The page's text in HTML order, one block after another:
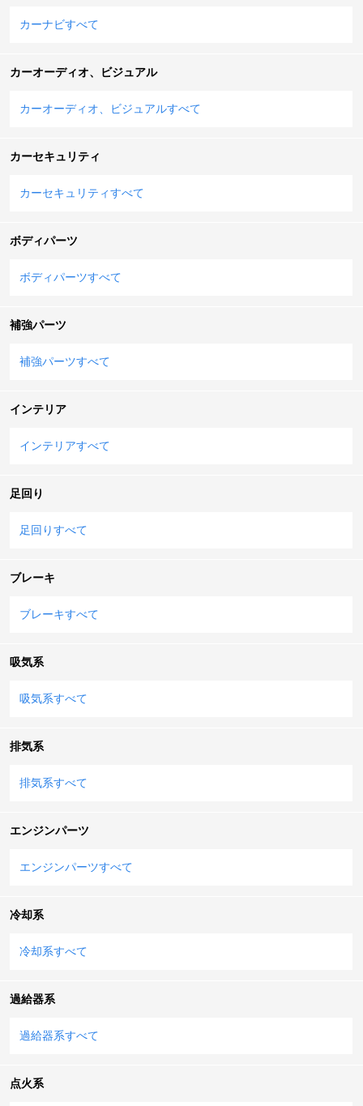
カーナビすべて
カーオーディオ、ビジュアル
カーオーディオ、ビジュアルすべて
カーセキュリティ
カーセキュリティすべて
ボディパーツ
ボディパーツすべて
補強パーツ
補強パーツすべて
インテリア
インテリアすべて
足回り
足回りすべて
ブレーキ
ブレーキすべて
吸気系
吸気系すべて
排気系
排気系すべて
エンジンパーツ
エンジンパーツすべて
冷却系
冷却系すべて
過給器系
過給器系すべて
点火系